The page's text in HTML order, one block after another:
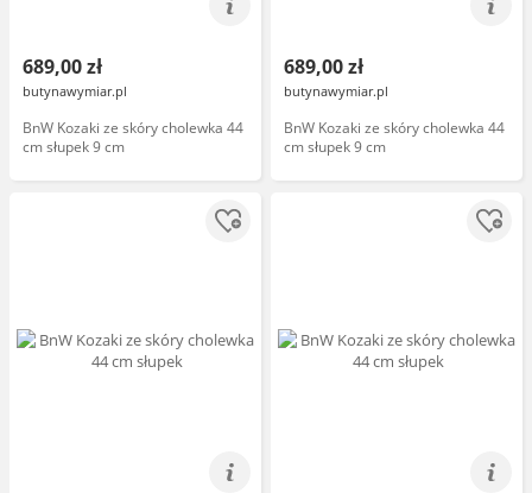
689,00 zł
butynawymiar.pl
BnW Kozaki ze skóry cholewka 44
cm słupek 9 cm
689,00 zł
butynawymiar.pl
BnW Kozaki ze skóry cholewka 44
cm słupek 9 cm